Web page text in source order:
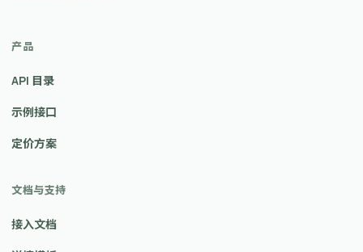
产品
API 目录
示例接口
定价方案
文档与支持
接入文档